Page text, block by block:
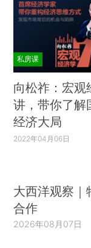
私房课
向松祚：宏观
讲，带你了解
经济大局
2022年04月06日
大西洋观察｜
合作
2026年08月07日